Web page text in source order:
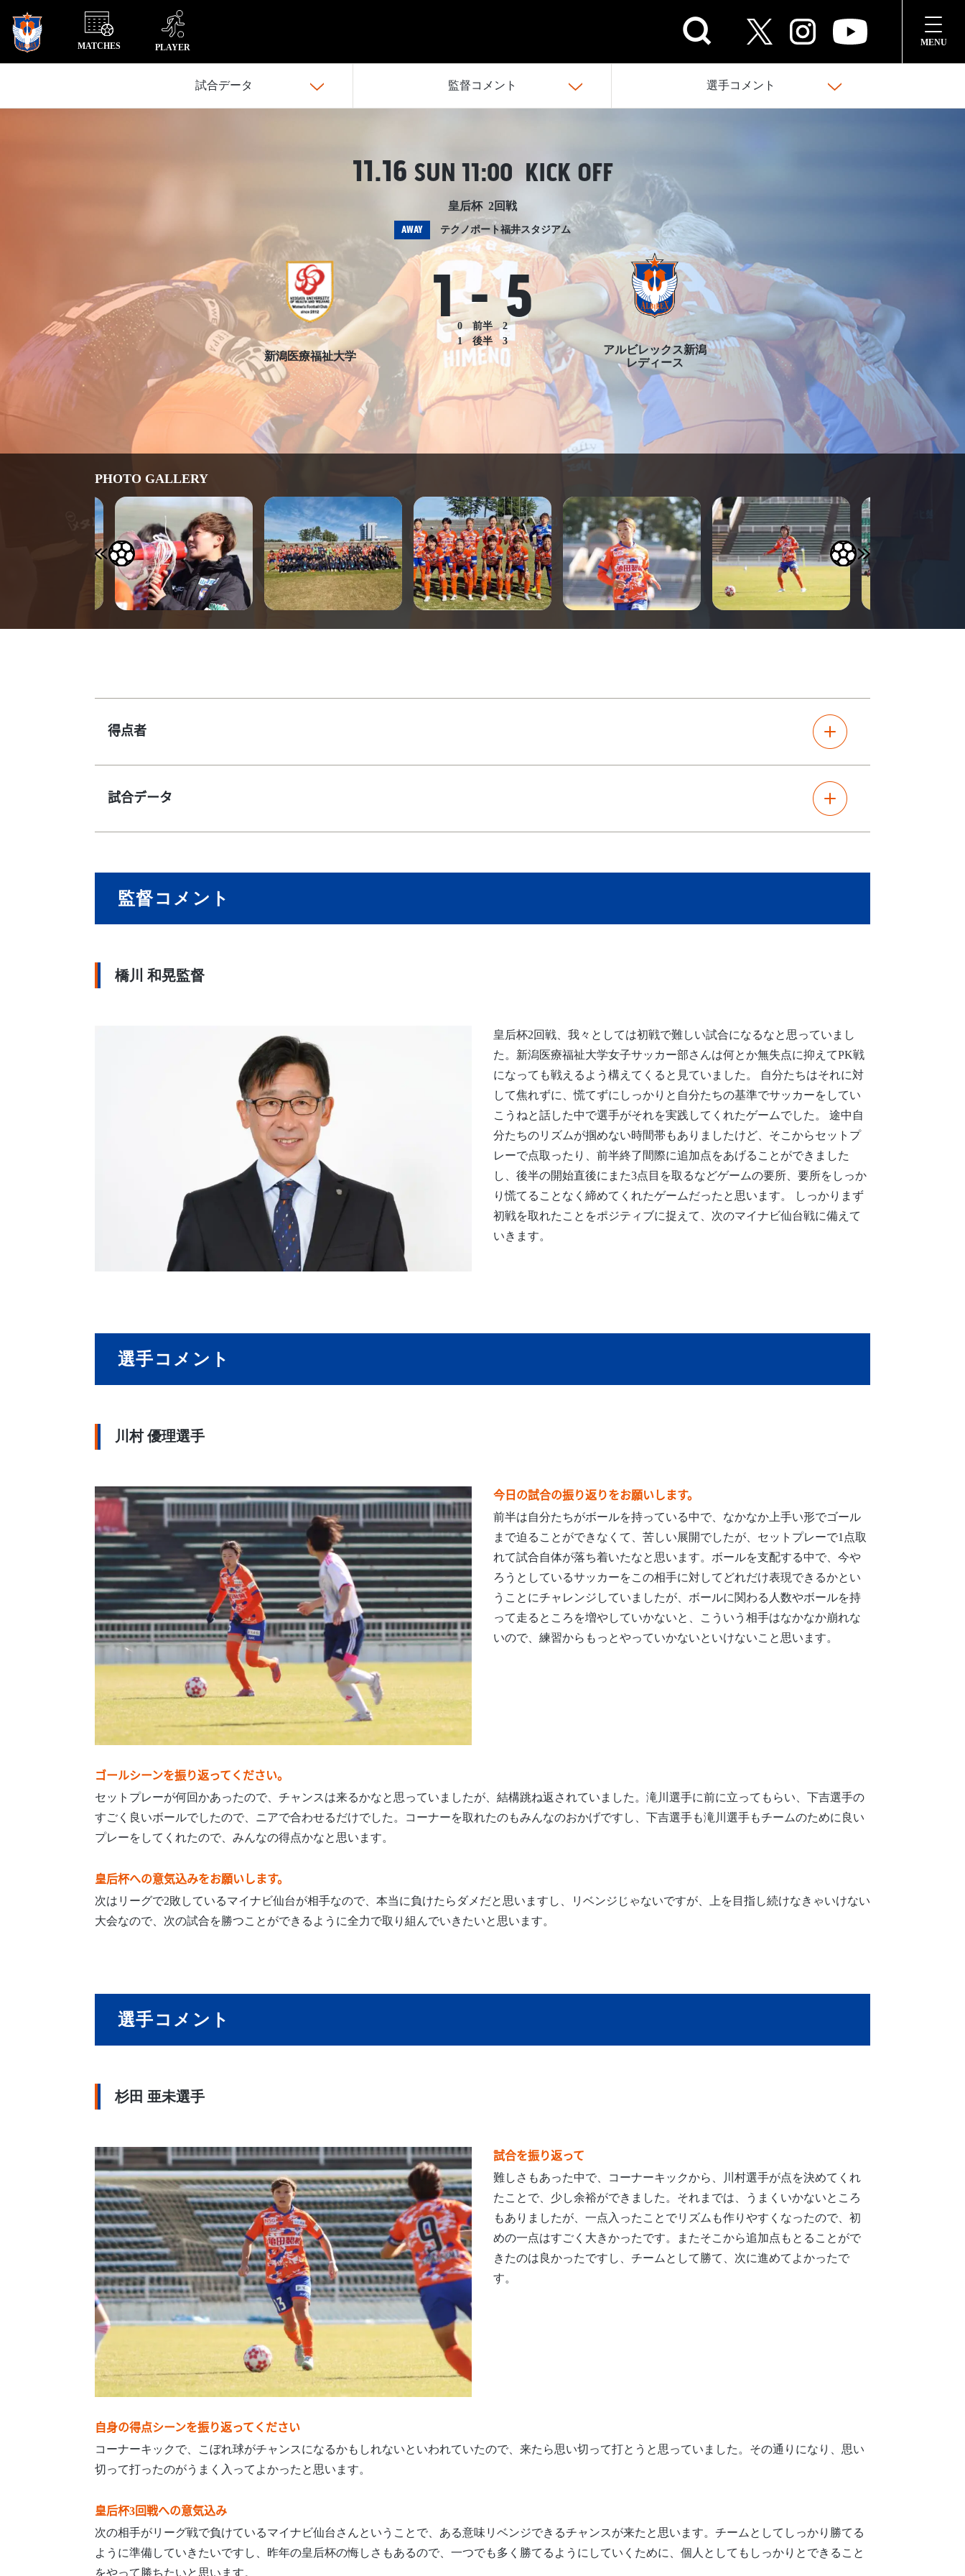
MATCHES PLAYER
試合データ 監督コメント 選手コメント
11.16 SUN 11:00 KICK OFF
皇后杯 2回戦
AWAY
テクノポート福井スタジアム
新潟医療福祉大学
1-5
アルビレックス新潟
レディース
0 前半
2
1
後半 3
PHOTO GALLERY
得点者
試合データ
監督コメント
橋川 和晃監督
皇后杯2回戦、我々としては初戦で難しい試合になるなと思っていまし
た。新潟医療福祉大学女子サッカー部さんは何とか無失点に抑えてPK戦
になっても戦えるよう構えてくると見ていました。 自分たちはそれに対
して焦れずに、慌てずにしっかりと自分たちの基準でサッカーをしてい
こうねと話した中で選手がそれを実践してくれたゲームでした。 途中自
分たちのリズムが掴めない時間帯もありましたけど、そこからセットプ
レーで点取ったり、前半終了間際に追加点をあげることができました
し、後半の開始直後にまた3点目を取るなどゲームの要所、要所をしっか
り慌てることなく締めてくれたゲームだったと思います。 しっかりまず
初戦を取れたことをポジティブに捉えて、次のマイナビ仙台戦に備えて
いきます。
選手コメント
川村 優理選手
今日の試合の振り返りをお願いします。
前半は自分たちがボールを持っている中で、なかなか上手い形でゴール
まで迫ることができなくて、苦しい展開でしたが、セットプレーで1点取
れて試合自体が落ち着いたなと思います。ボールを支配する中で、今や
ろうとしているサッカーをこの相手に対してどれだけ表現できるかとい
うことにチャレンジしていましたが、ボールに関わる人数やボールを持
って走るところを増やしていかないと、こういう相手はなかなか崩れな
いので、練習からもっとやっていかないといけないこと思います。
ゴールシーンを振り返ってください。
セットプレーが何回かあったので、チャンスは来るかなと思っていましたが、結構跳ね返されていました。滝川選手に前に立ってもらい、下吉選手の
すごく良いボールでしたので、ニアで合わせるだけでした。コーナーを取れたのもみんなのおかげですし、下吉選手も滝川選手もチームのために良い
プレーをしてくれたので、みんなの得点かなと思います。
皇后杯への意気込みをお願いします。
次はリーグで2敗しているマイナビ仙台が相手なので、本当に負けたらダメだと思いますし、リベンジじゃないですが、上を目指し続けなきゃいけない
大会なので、次の試合を勝つことができるように全力で取り組んでいきたいと思います。
選手コメント
杉田 亜未選手
試合を振り返って
難しさもあった中で、コーナーキックから、川村選手が点を決めてくれ
たことで、少し余裕ができました。それまでは、うまくいかないところ
もありましたが、一点入ったことでリズムも作りやすくなったので、初
めの一点はすごく大きかったです。またそこから追加点もとることがで
きたのは良かったですし、チームとして勝て、次に進めてよかったで
す。
自身の得点シーンを振り返ってください
コーナーキックで、こぼれ球がチャンスになるかもしれないといわれていたので、来たら思い切って打とうと思っていました。その通りになり、思い
切って打ったのがうまく入ってよかったと思います。
皇后杯3回戦への意気込み
次の相手がリーグ戦で負けているマイナビ仙台さんということで、ある意味リベンジできるチャンスが来たと思います。チームとしてしっかり勝てる
ように準備していきたいですし、昨年の皇后杯の悔しさもあるので、一つでも多く勝てるようにしていくために、個人としてもしっかりとできること
をやって勝ちたいと思います。